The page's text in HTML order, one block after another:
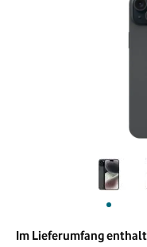
Im Lieferumfang